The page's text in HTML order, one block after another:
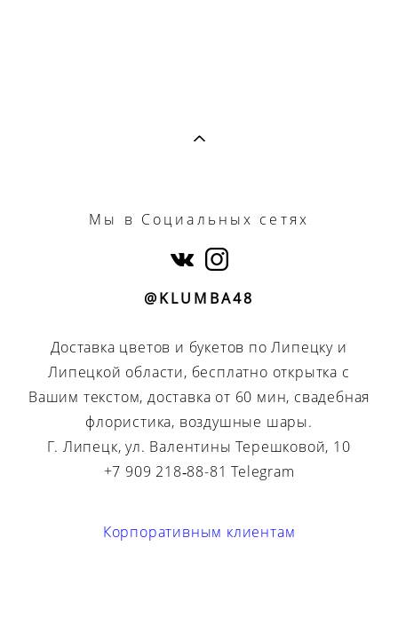
Мы в Социальных сетях
@KLUMBA48
Доставка цветов и букетов по Липецку и
Липецкой области, бесплатно открытка с
Вашим текстом, доставка от 60 мин, свадебная
флористика, воздушные шары.
Г. Липецк, ул. Валентины Терешковой, 10
+7 909 218‑88-81 Telegram
Корпоративным клиентам